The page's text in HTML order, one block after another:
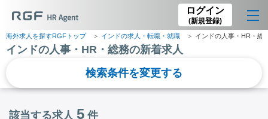
ログイン
(新規登録)
海外求人を探すRGFトップ インドの求人・転職・就職 インドの人事・HR・総
インドの人事・HR・総務の新着求人
検索条件を変更する
該当する求人 5 件